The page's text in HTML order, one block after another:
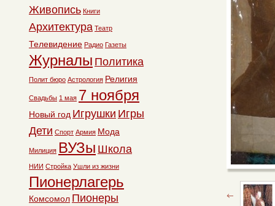
Живопись Книги
Архитектура Театр
Телевидение Радио Газеты
Журналы Политика
Полит бюро Астрология Религия
Свадьбы 1 мая 7 ноября
Новый год Игрушки Игры
Дети Спорт Армия Мода
Милиция ВУЗы Школа
НИИ Стройка Ушли из жизни
Пионерлагерь
Комсомол Пионеры